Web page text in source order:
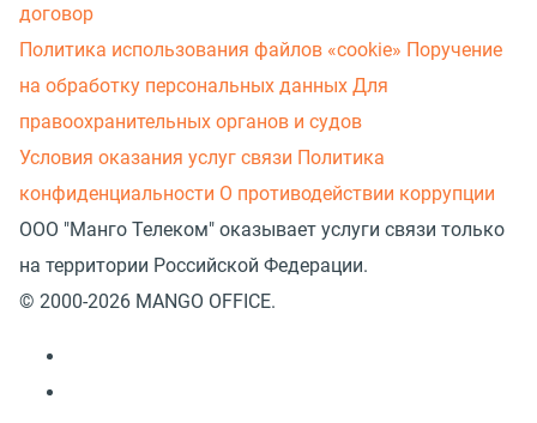
договор
Политика использования файлов «cookie» Поручение
на обработку персональных данных Для
правоохранительных органов и судов
Условия оказания услуг связи Политика
конфиденциальности О противодействии коррупции
ООО "Манго Телеком" оказывает услуги связи только
на территории Российской Федерации.
© 2000-2026 MANGO OFFICE.